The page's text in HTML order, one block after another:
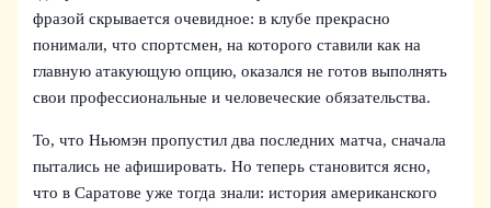
фразой скрывается очевидное: в клубе прекрасно
понимали, что спортсмен, на которого ставили как на
главную атакующую опцию, оказался не готов выполнять
свои профессиональные и человеческие обязательства.
То, что Ньюмэн пропустил два последних матча, сначала
пытались не афишировать. Но теперь становится ясно,
что в Саратове уже тогда знали: история американского